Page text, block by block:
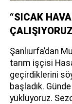
“SICAK
Şanlıurfa’dan
tarım işçisi
geçirdiklerini
başladık.
yüklüyoruz.